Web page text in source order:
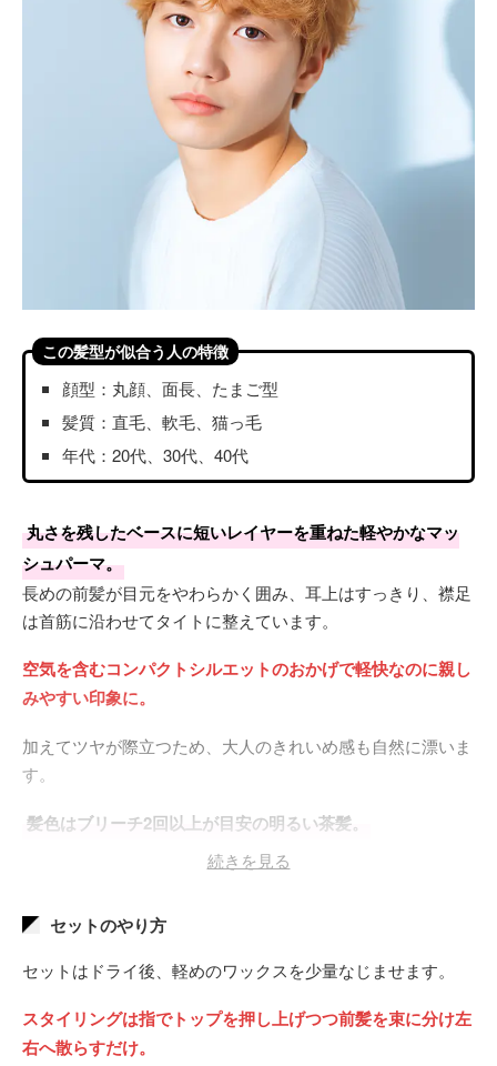
この髪型が似合う人の特徴
顔型：丸顔、面長、たまご型
髪質：直毛、軟毛、猫っ毛
年代：20代、30代、40代
丸さを残したベースに短いレイヤーを重ねた軽やかなマッ
シュパーマ。
長めの前髪が目元をやわらかく囲み、耳上はすっきり、襟足
は首筋に沿わせてタイトに整えています。
空気を含むコンパクトシルエットのおかげで軽快なのに親し
みやすい印象に。
加えてツヤが際立つため、大人のきれいめ感も自然に漂いま
す。
髪色はブリーチ2回以上が目安の明るい茶髪。
中程度の彩度と透け感が合わさり、動くたび光をまとったよ
続きを見る
セットのやり方
セットはドライ後、軽めのワックスを少量なじませます。
スタイリングは指でトップを押し上げつつ前髪を束に分け左
右へ散らすだけ。